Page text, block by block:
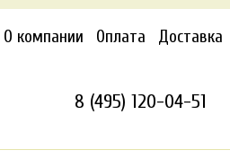
О компании Оплата Доставка
8 (495) 120-04-51